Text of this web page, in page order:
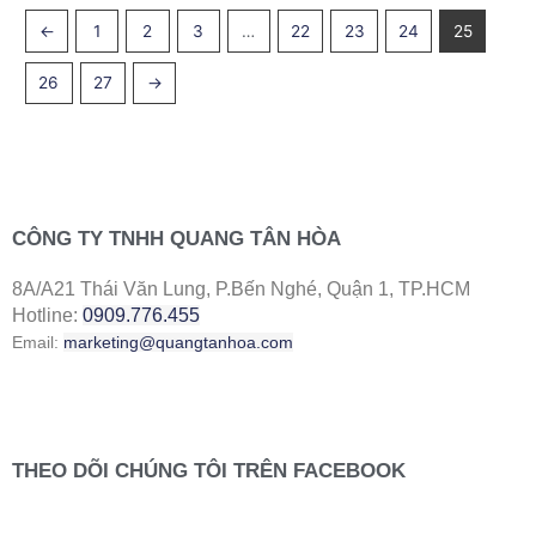
← 1 2 3 … 22 23 24 25
26 27 →
CÔNG TY TNHH QUANG TÂN HÒA
8A/A21 Thái Văn Lung, P.Bến Nghé, Quận 1, TP.HCM
Hotline: 0909.776.455
Email: marketing@quangtanhoa.com
THEO DÕI CHÚNG TÔI TRÊN FACEBOOK